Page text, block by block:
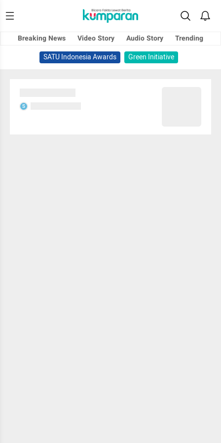
Breaking News Video Story Audio Story
Trending
SATU Indonesia Awards
Green Initiative
S